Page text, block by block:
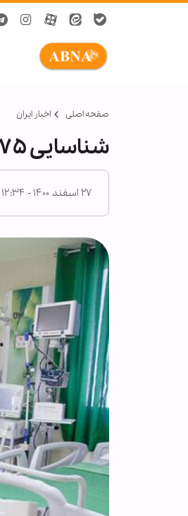
صفحه اصلی اخبار ایران
شناسایی ۲۱۷۵ بیمار جدید کرونایی در ایران/ ۹۱ نفر فوت شدند
۲۷ اسفند ۱۴۰۰ - ۱۲:۳۴